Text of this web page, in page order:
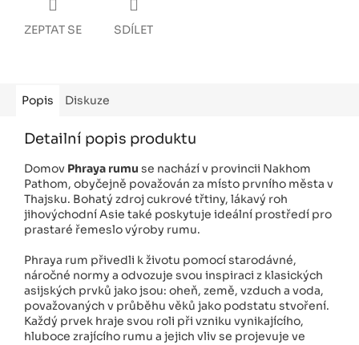
ZEPTAT SE SDÍLET
Popis Diskuze
Detailní popis produktu
Domov Phraya rumu se nachází v provincii Nakhom
Pathom, obyčejně považován za místo prvního města v
Thajsku. Bohatý zdroj cukrové třtiny, lákavý roh
jihovýchodní Asie také poskytuje ideální prostředí pro
prastaré řemeslo výroby rumu.
Phraya rum přivedli k životu pomocí starodávné,
náročné normy a odvozuje svou inspiraci z klasických
asijských prvků jako jsou: oheň, země, vzduch a voda,
považovaných v průběhu věků jako podstatu stvoření.
Každý prvek hraje svou roli při vzniku vynikajícího,
hluboce zrajícího rumu a jejich vliv se projevuje ve